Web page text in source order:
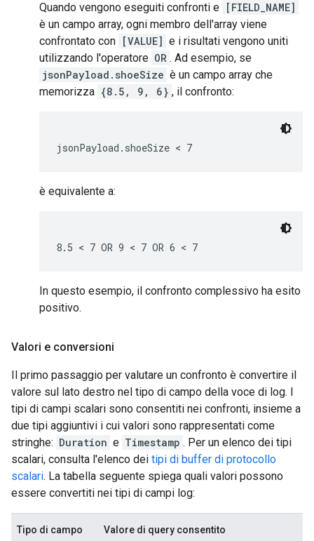
Quando vengono eseguiti confronti e [FIELD_NAME]
è un campo array, ogni membro dell'array viene
confrontato con [VALUE] e i risultati vengono uniti
utilizzando l'operatore OR . Ad esempio, se
jsonPayload.shoeSize è un campo array che
memorizza {8.5, 9, 6} , il confronto:
è equivalente a:
In questo esempio, il confronto complessivo ha esito
positivo.
Valori e conversioni
Il primo passaggio per valutare un confronto è convertire il
valore sul lato destro nel tipo di campo della voce di log. I
tipi di campi scalari sono consentiti nei confronti, insieme a
due tipi aggiuntivi i cui valori sono rappresentati come
stringhe: Duration e Timestamp . Per un elenco dei tipi
scalari, consulta l'elenco dei tipi di buffer di protocollo
scalari. La tabella seguente spiega quali valori possono
essere convertiti nei tipi di campi log:
Tipo di campo Valore di query consentito